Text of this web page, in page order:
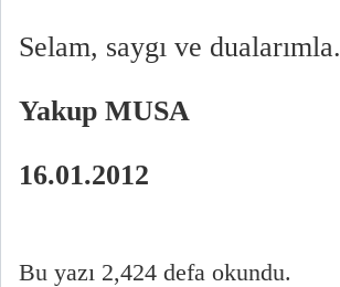
Selam, saygı ve dualarımla.
Yakup MUSA
16.01.2012
Bu yazı 2,424 defa okundu.